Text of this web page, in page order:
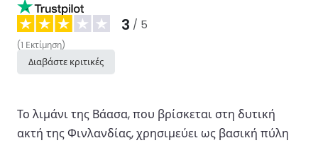
3 / 5
(1 Εκτίμηση)
Διαβάστε κριτικές
Το λιμάνι της Βάασα, που βρίσκεται στη δυτική
ακτή της Φινλανδίας, χρησιμεύει ως βασική πύλη